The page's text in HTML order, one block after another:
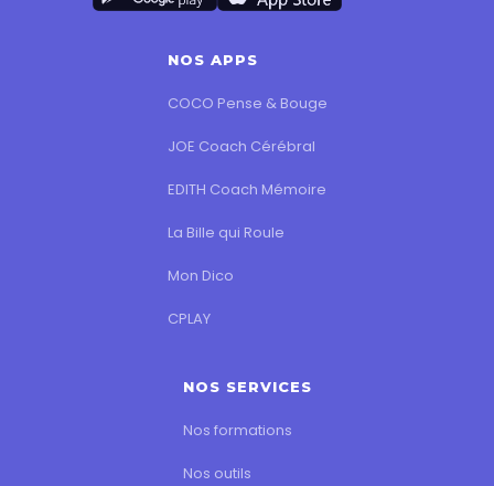
NOS APPS
COCO Pense & Bouge
JOE Coach Cérébral
EDITH Coach Mémoire
La Bille qui Roule
Mon Dico
CPLAY
NOS SERVICES
Nos formations
Nos outils